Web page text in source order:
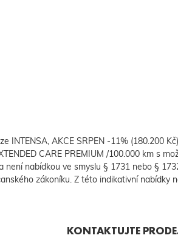
INTENSA, AKCE SRPEN -11% (180.200
CARE PREMIUM /100.000 km s
není nabídkou ve smyslu § 1731 nebo §
zákoníku. Z této indikativní nabídky
KONTAKTUJTE